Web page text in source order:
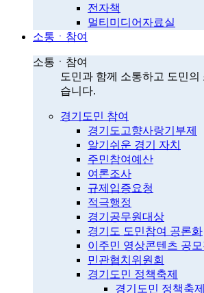
전자책
멀티미디어자료실
소통ㆍ참여
소통ㆍ참여
도민과 함께 소통하고 도민의
습니다.
경기도민 참여
경기도고향사랑기부제
알기쉬운 경기 자치
주민참여예산
여론조사
규제입증요청
적극행정
경기공무원대상
경기도 도민참여 공론화
이주민 영상콘텐츠 공모
민관협치위원회
경기도민 정책축제
경기도민 정책축